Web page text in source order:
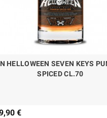
HELLOWEEN SEVEN KEYS
SPICED CL.70
€